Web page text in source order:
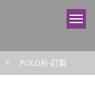
POLO衫-訂製